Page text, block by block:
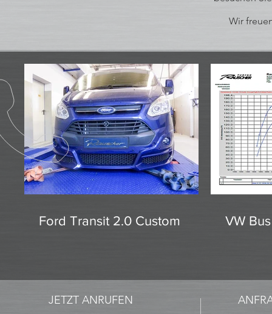
Wir
Ford Transit 2.0 Custom VW
JETZT ANRUFEN